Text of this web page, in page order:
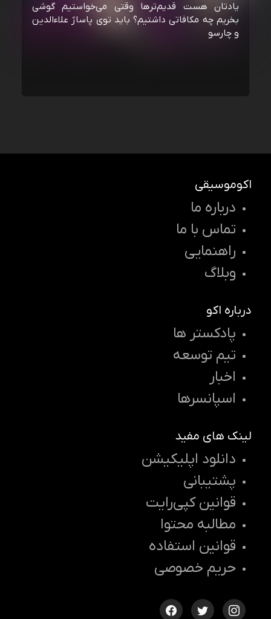
یادتان هست قدیم‌ترها وقتی می‌خواستیم گوشی
بخریم چه مکافاتی داشتیم؟ باید توی پاساژ علاءالدین
و چارسو
اکوموسیقی
درباره ما
تماس با ما
راهنمایی
وبلاگ
درباره اکو
پادکستر ها
تیم توسعه
اخبار
اسپانسرها
لینک های مفید
دانلود اپلیکیشن
پشتیبانی
قوانین کپی‌رایت
مطالبه محتوا
قوانین استفاده
حریم خصوصی